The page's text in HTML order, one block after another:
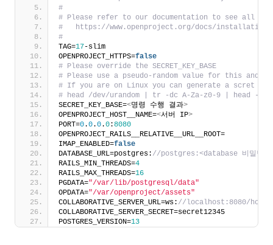
#
# Please refer to our documentation to see all
#   https://www.openproject.org/docs/installation-
#
TAG=17-slim
OPENPROJECT_HTTPS=false
# Please override the SECRET_KEY_BASE
# Please use a pseudo-random value for this and
# If you are on Linux you can generate a scret key
# head /dev/urandom | tr -dc A-Za-z0-9 | head -c
SECRET_KEY_BASE=<명령 수행 결과>
OPENPROJECT_HOST__NAME=<서버 IP>
PORT=0.0.0.0:8080
OPENPROJECT_RAILS__RELATIVE__URL__ROOT=
IMAP_ENABLED=false
DATABASE_URL=postgres: //postgres:<database 비밀번호
RAILS_MIN_THREADS=4
RAILS_MAX_THREADS=16
PGDATA="/var/lib/postgresql/data"
OPDATA="/var/openproject/assets"
COLLABORATIVE_SERVER_URL=ws: //localhost:8080/
COLLABORATIVE_SERVER_SECRET=secret12345
POSTGRES_VERSION=13